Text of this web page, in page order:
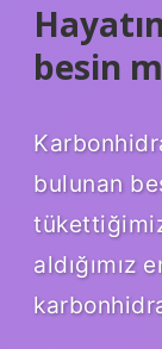
besin
bulunan
aldığımız